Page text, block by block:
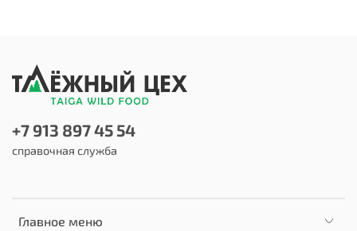
Главное меню
+7 913 897 45 54
справочная служба